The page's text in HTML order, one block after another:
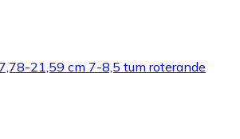
21,59 cm 7-8,5 tum roterande